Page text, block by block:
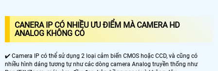
CANERA IP CÓ NHIỀU ƯU ĐIỂM MÀ CAMERA HD
ANALOG KHÔNG CÓ
✔️ Camera IP có thể sử dụng 2 loại cảm biến CMOS hoặc CCD, và cũng có
nhiều hình dáng tương tự như các dòng camera Analog truyền thống như